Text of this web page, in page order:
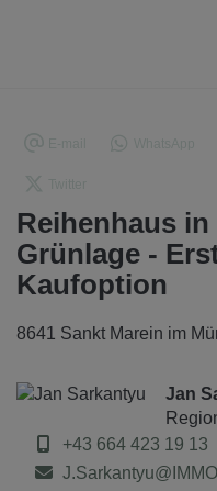
Reihenhaus
Grünlage -
Kaufoption
8641 Sankt Marein im
Jan
+43 664 423 19 13